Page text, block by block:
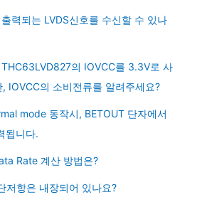
력되는 LVDS신호를 수신할 수 있나
의 IOVCC를 3.3V로 사
IOVCC의 소비전류를 알려주세요?
mode 동작시, BETOUT 단자에서
됩니다.
Rate 계산 방법은?
저항은 내장되어 있나요?